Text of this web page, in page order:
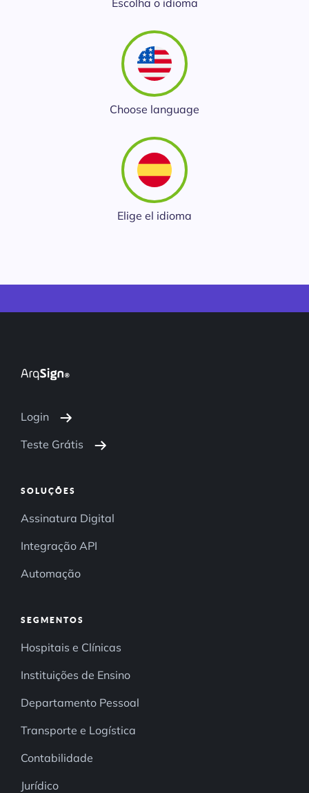
Departamento Pessoal / RH
Validação ITI e Adobe
Escolha o idioma
Choose language
Elige el idioma
Login
Teste Grátis
SOLUÇÕES
Assinatura Digital
Integração API
Automação
SEGMENTOS
Hospitais e Clínicas
Instituições de Ensino
Departamento Pessoal
Transporte e Logística
Contabilidade
Jurídico